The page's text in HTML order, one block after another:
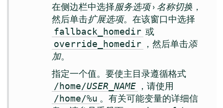
在侧边栏中选择服务选项› 名称切换 ，
然后单击扩展选项。在该窗口中选择
fallback_homedir 或
override_homedir ，然后单击添
加。
指定一个值。要使主目录遵循格式
/home/USER_NAME ，请使用
/home/%u 。有关可能变量的详细信